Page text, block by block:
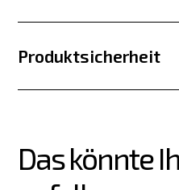
Produktsicherheit
Das könnte